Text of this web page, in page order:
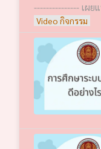
--------------- เผย
Video กิจกรรม